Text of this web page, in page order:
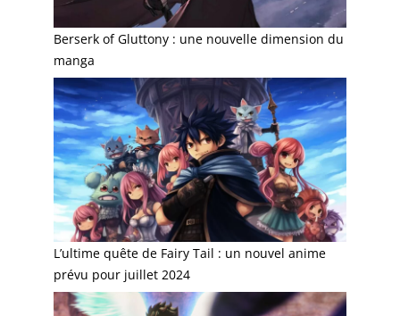
Berserk of Gluttony : une nouvelle dimension du
manga
L’ultime quête de Fairy Tail : un nouvel anime
prévu pour juillet 2024